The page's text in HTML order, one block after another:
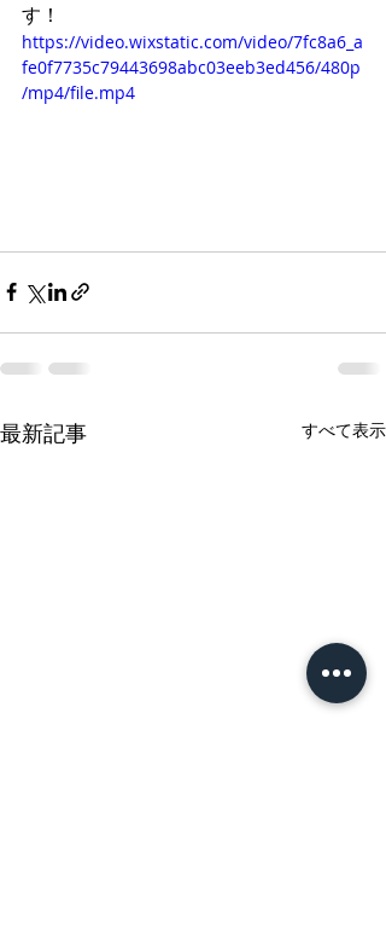
す！
https://video.wixstatic.com/video/7fc8a6_a
fe0f7735c79443698abc03eeb3ed456/480p
/mp4/file.mp4
最新記事 すべて表示